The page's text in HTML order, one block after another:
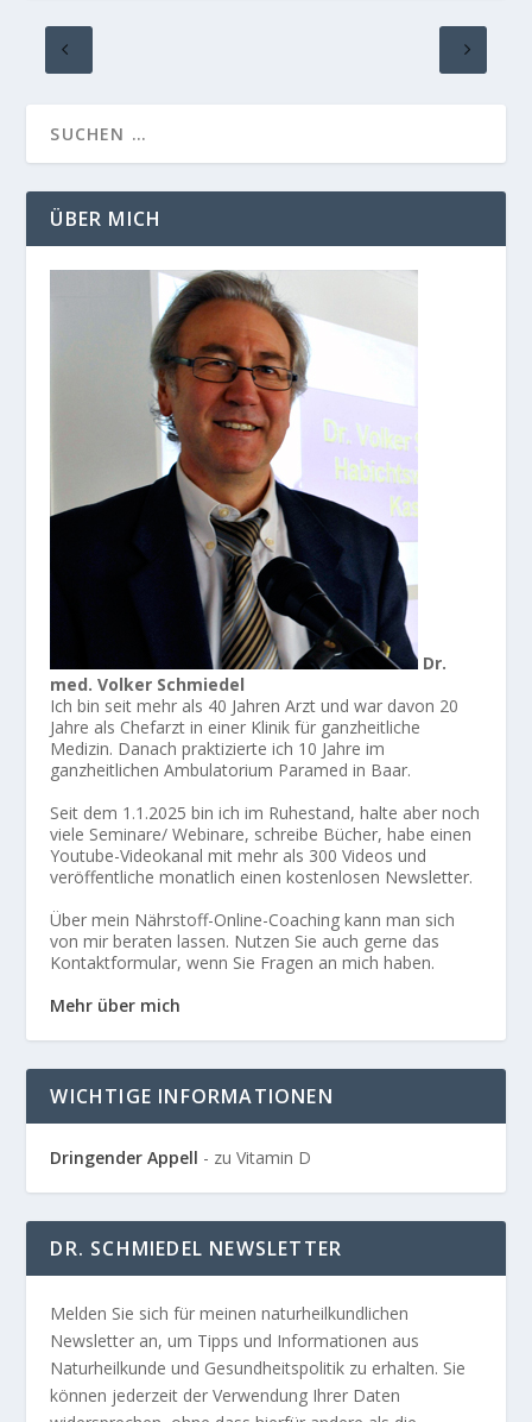
ÜBER MICH
Dr.
med. Volker Schmiedel
Ich bin seit mehr als 40 Jahren Arzt und war davon 20
Jahre als Chefarzt in einer Klinik für ganzheitliche
Medizin. Danach praktizierte ich 10 Jahre im
ganzheitlichen Ambulatorium Paramed in Baar.
Seit dem 1.1.2025 bin ich im Ruhestand, halte aber noch
viele Seminare/ Webinare, schreibe Bücher, habe einen
Youtube-Videokanal mit mehr als 300 Videos und
veröffentliche monatlich einen kostenlosen Newsletter.
Über mein Nährstoff-Online-Coaching kann man sich
von mir beraten lassen. Nutzen Sie auch gerne das
Kontaktformular, wenn Sie Fragen an mich haben.
Mehr über mich
WICHTIGE INFORMATIONEN
Dringender Appell - zu Vitamin D
DR. SCHMIEDEL NEWSLETTER
Melden Sie sich für meinen naturheilkundlichen
Newsletter an, um Tipps und Informationen aus
Naturheilkunde und Gesundheitspolitik zu erhalten. Sie
können jederzeit der Verwendung Ihrer Daten